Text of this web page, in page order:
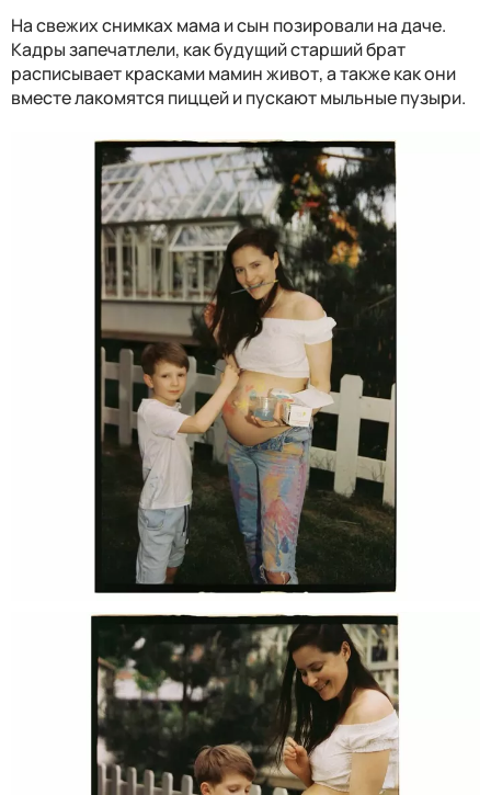
На свежих снимках мама и сын позировали на даче.
Кадры запечатлели, как будущий старший брат
расписывает красками мамин живот, а также как они
вместе лакомятся пиццей и пускают мыльные пузыри.